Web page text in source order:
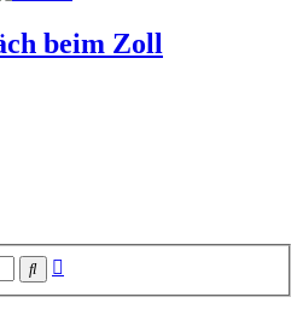
beim Zoll
Suche